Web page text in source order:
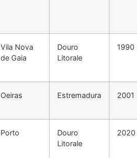
Vila Nova
de Gaia
Douro
Litorale
1990
Oeiras Estremadura 2001
Porto
Douro
Litorale
2020